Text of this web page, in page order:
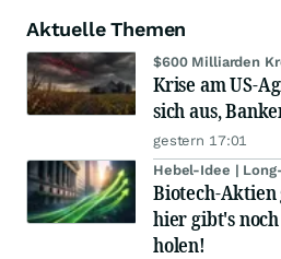
Aktuelle Themen
$600 Milliarden
Krise am US-
sich aus,
gestern 17:01
Hebel-Idee |
Biotech-Aktien
hier gibt's
holen!